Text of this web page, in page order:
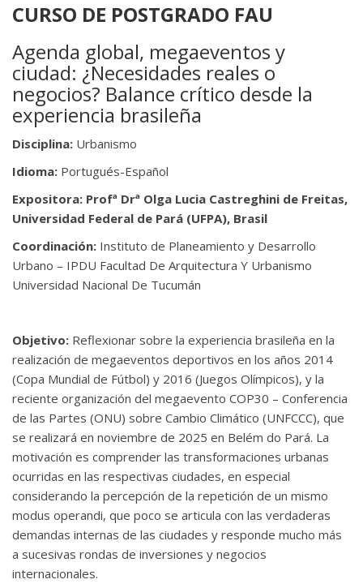
CURSO DE POSTGRADO FAU
Agenda global, megaeventos y
ciudad: ¿Necesidades reales o
negocios? Balance crítico desde la
experiencia brasileña
Disciplina: Urbanismo
Idioma: Portugués-Español
Expositora: Profª Drª Olga Lucia Castreghini de Freitas,
Universidad Federal de Pará (UFPA), Brasil
Coordinación: Instituto de Planeamiento y Desarrollo
Urbano – IPDU Facultad De Arquitectura Y Urbanismo
Universidad Nacional De Tucumán
Objetivo: Reflexionar sobre la experiencia brasileña en la
realización de megaeventos deportivos en los años 2014
(Copa Mundial de Fútbol) y 2016 (Juegos Olímpicos), y la
reciente organización del megaevento COP30 – Conferencia
de las Partes (ONU) sobre Cambio Climático (UNFCCC), que
se realizará en noviembre de 2025 en Belém do Pará. La
motivación es comprender las transformaciones urbanas
ocurridas en las respectivas ciudades, en especial
considerando la percepción de la repetición de un mismo
modus operandi, que poco se articula con las verdaderas
demandas internas de las ciudades y responde mucho más
a sucesivas rondas de inversiones y negocios
internacionales.